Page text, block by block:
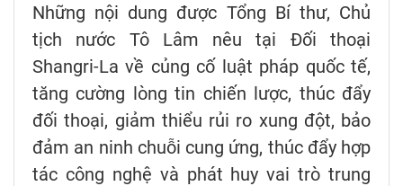
Những nội dung được Tổng Bí thư, Chủ
tịch nước Tô Lâm nêu tại Đối thoại
Shangri-La về củng cố luật pháp quốc tế,
tăng cường lòng tin chiến lược, thúc đẩy
đối thoại, giảm thiểu rủi ro xung đột, bảo
đảm an ninh chuỗi cung ứng, thúc đẩy hợp
tác công nghệ và phát huy vai trò trung